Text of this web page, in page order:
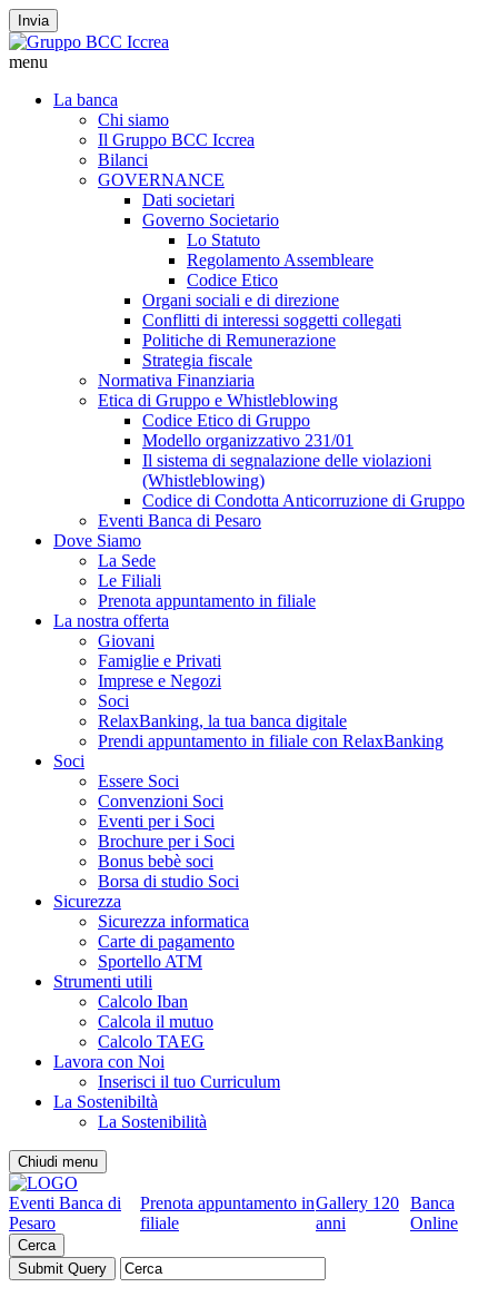
Invia
menu
La banca
Chi siamo
Il Gruppo BCC Iccrea
Bilanci
GOVERNANCE
Dati societari
Governo Societario
Lo Statuto
Regolamento Assembleare
Codice Etico
Organi sociali e di direzione
Conflitti di interessi soggetti collegati
Politiche di Remunerazione
Strategia fiscale
Normativa Finanziaria
Etica di Gruppo e Whistleblowing
Codice Etico di Gruppo
Modello organizzativo 231/01
Il sistema di segnalazione delle violazioni
(Whistleblowing)
Codice di Condotta Anticorruzione di Gruppo
Eventi Banca di Pesaro
Dove Siamo
La Sede
Le Filiali
Prenota appuntamento in filiale
La nostra offerta
Giovani
Famiglie e Privati
Imprese e Negozi
Soci
RelaxBanking, la tua banca digitale
Prendi appuntamento in filiale con RelaxBanking
Soci
Essere Soci
Convenzioni Soci
Eventi per i Soci
Brochure per i Soci
Bonus bebè soci
Borsa di studio Soci
Sicurezza
Sicurezza informatica
Carte di pagamento
Sportello ATM
Strumenti utili
Calcolo Iban
Calcola il mutuo
Calcolo TAEG
Lavora con Noi
Inserisci il tuo Curriculum
La Sostenibiltà
La Sostenibilità
Chiudi menu
Eventi Banca di
Pesaro
Prenota appuntamento in
filiale
Gallery 120
anni
Banca
Online
Cerca